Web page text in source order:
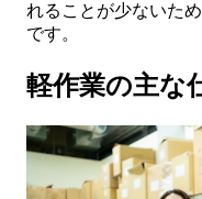
れることが少ないた
です。
軽作業の主な